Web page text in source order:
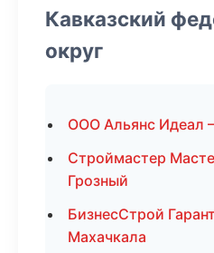
Кавказский
округ
ООО Альянс Идеал
Строймастер
Грозный
БизнесСтрой
Махачкала